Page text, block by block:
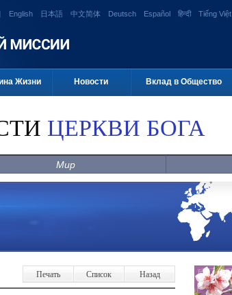
English 日本語 中文简体 Deutsch Español हिन्दी Tiếng Việt
Жизни Новости Вклад в Общество
ЦЕРКВИ БОГА
Мир
Печать Список Назад